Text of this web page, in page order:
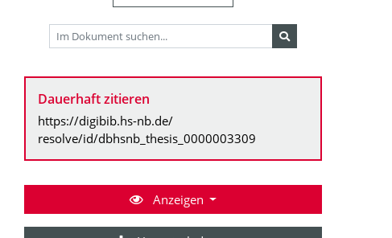
Dauerhaft zitieren
https://digibib.hs-nb.de/
resolve/id/dbhsnb_thesis_0000003309
Anzeigen